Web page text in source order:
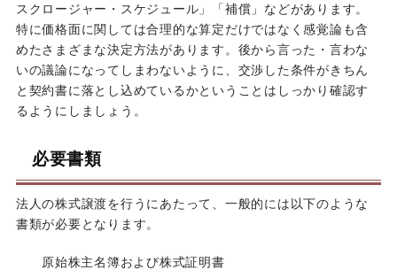
スクロージャー・スケジュール」「補償」などがあります。
特に価格面に関しては合理的な算定だけではなく感覚論も含
めたさまざまな決定方法があります。後から言った・言わな
いの議論になってしまわないように、交渉した条件がきちん
と契約書に落とし込めているかということはしっかり確認す
るようにしましょう。
必要書類
法人の株式譲渡を行うにあたって、一般的には以下のような
書類が必要となります。
原始株主名簿および株式証明書